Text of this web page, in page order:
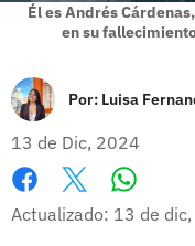
Él es Andrés
en su
Por: Luisa
13 de Dic, 2024
Facebook
X
Actualizado: 13 de